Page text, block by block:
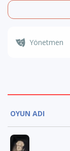
Yönetmen
OYUN ADI